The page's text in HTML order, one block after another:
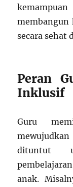
membangun
secara sehat
Peran
Inklusif
Guru
mewujudkan
dituntut
anak.